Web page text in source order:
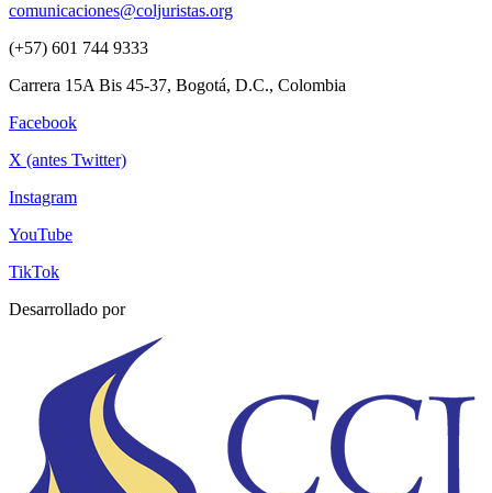
comunicaciones@coljuristas.org
(+57) 601 744 9333
Carrera 15A Bis 45-37, Bogotá, D.C., Colombia
Facebook
X (antes Twitter)
Instagram
YouTube
TikTok
Desarrollado por